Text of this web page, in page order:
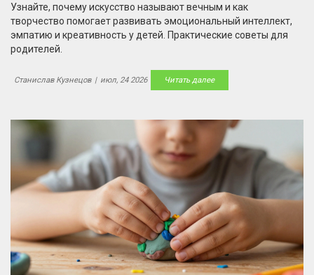
Узнайте, почему искусство называют вечным и как
творчество помогает развивать эмоциональный интеллект,
эмпатию и креативность у детей. Практические советы для
родителей.
Станислав Кузнецов | июл, 24 2026 Читать далее